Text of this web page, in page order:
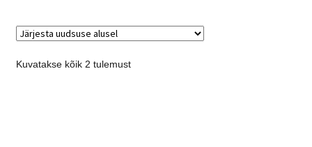
Kuvatakse kõik 2 tulemust